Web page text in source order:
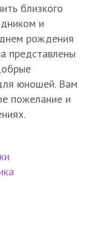
близкого
и
рождения
представлены
юношей. Вам
пожелание и